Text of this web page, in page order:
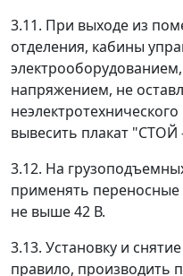
3.11. При выходе из
отделения, кабины
напряжением, не
вывесить плакат
3.12. На
применять
не выше 42 В.
3.13. Установку и
правило, производить